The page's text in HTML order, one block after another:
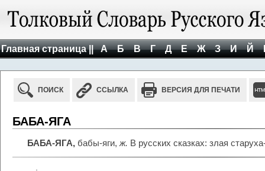
Главная страница || А Б В Г Д Е Ж З И Й
ПОИСК ССЫЛКА ВЕРСИЯ ДЛЯ ПЕЧАТИ
БАБА-ЯГА
БАБА-ЯГА, бабы-яги, ж. В русских сказках: злая